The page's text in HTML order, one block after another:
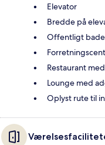
Elevator
Bredde på
Offentligt
Restaurant
Lounge med
Oplyst rute til